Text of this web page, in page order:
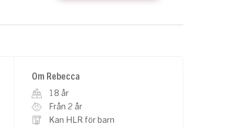
Om Rebecca
18 år
Från 2 år
Kan HLR för barn